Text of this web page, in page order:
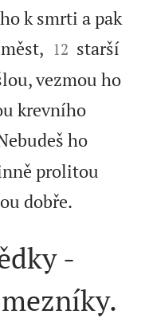
k smrti a pak


12 starší
vezmou ho
krevního
ho
prolitou
dobře.
-